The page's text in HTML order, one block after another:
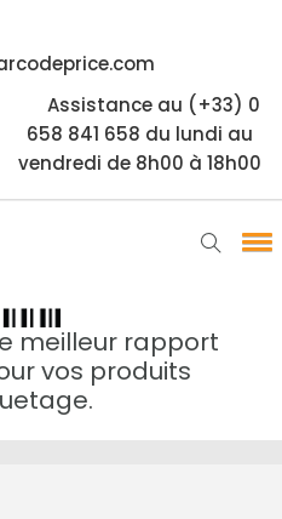
Assistance au (+33) 0
658 841 658 du lundi au
vendredi de 8h00 à 18h00
meilleur rapport
vos produits